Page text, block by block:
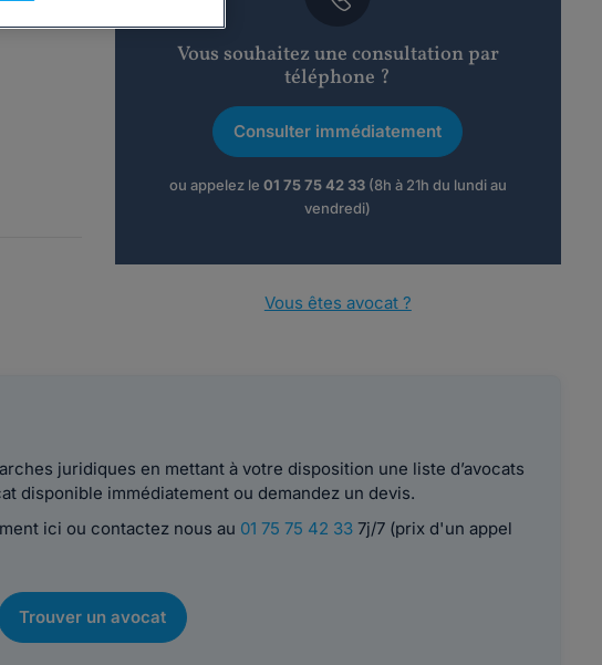
Vous souhaitez une consultation par
téléphone ?
Consulter immédiatement
ou appelez le 01 75 75 42 33(8h à 21h du lundi au
vendredi)
Vous êtes avocat ?
juridiques en mettant à votre disposition une liste d’avocats
disponible immédiatement ou demandez un devis.
ici ou contactez nous au 01 75 75 42 337j/7 (prix d'un appel
Trouver un avocat